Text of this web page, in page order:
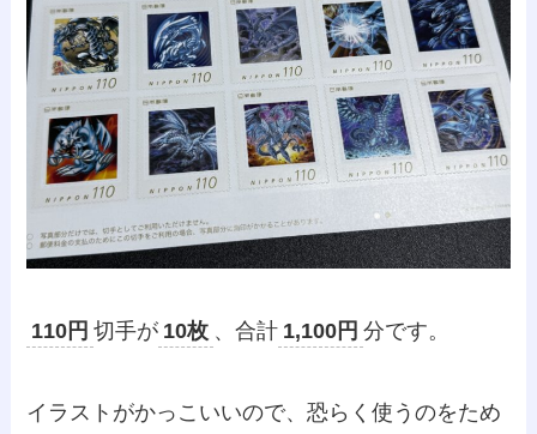
110円 切手が 10枚 、合計 1,100円 分です。
イラストがかっこいいので、恐らく使うのをため